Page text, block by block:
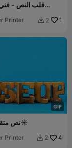
Printer  2 1
GIF
نص متقلب - ارتفع☀️
Printer  2 4